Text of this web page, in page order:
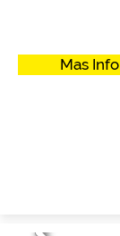
Mas Info